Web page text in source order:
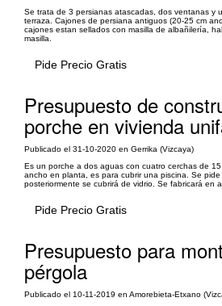
Se trata de 3 persianas atascadas, dos ventanas y
terraza. Cajones de persiana antiguos (20-25 cm
cajones estan sellados con masilla de albañilería,
masilla.
Pide Precio Gratis
Presupuesto de
porche en vivienda
Publicado el 31-10-2020 en Gerrika (Vizcaya)
Es un porche a dos aguas con cuatro cerchas de
ancho en planta, es para cubrir una piscina. Se
posteriormente se cubrirá de vidrio. Se fabricará en
Pide Precio Gratis
Presupuesto para
pérgola
Publicado el 10-11-2019 en Amorebieta-Etxano